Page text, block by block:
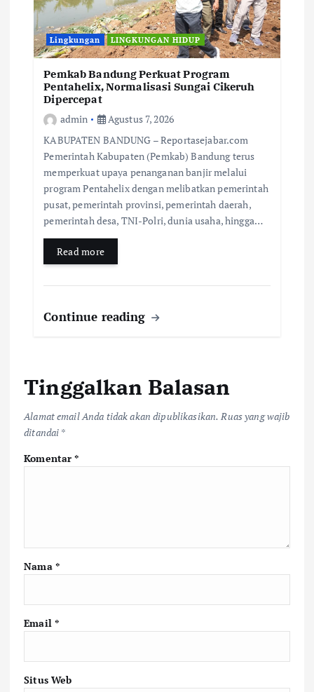
Lingkungan LINGKUNGAN HIDUP
Pemkab Bandung Perkuat Program
Pentahelix, Normalisasi Sungai Cikeruh
Dipercepat
admin
Agustus 7, 2026
KABUPATEN BANDUNG – Reportasejabar.com
Pemerintah Kabupaten (Pemkab) Bandung terus
memperkuat upaya penanganan banjir melalui
program Pentahelix dengan melibatkan pemerintah
pusat, pemerintah provinsi, pemerintah daerah,
pemerintah desa, TNI-Polri, dunia usaha, hingga…
Read more
Continue reading
Tinggalkan Balasan
Alamat email Anda tidak akan dipublikasikan. Ruas yang wajib
ditandai *
Komentar*
Nama *
Email *
Situs Web